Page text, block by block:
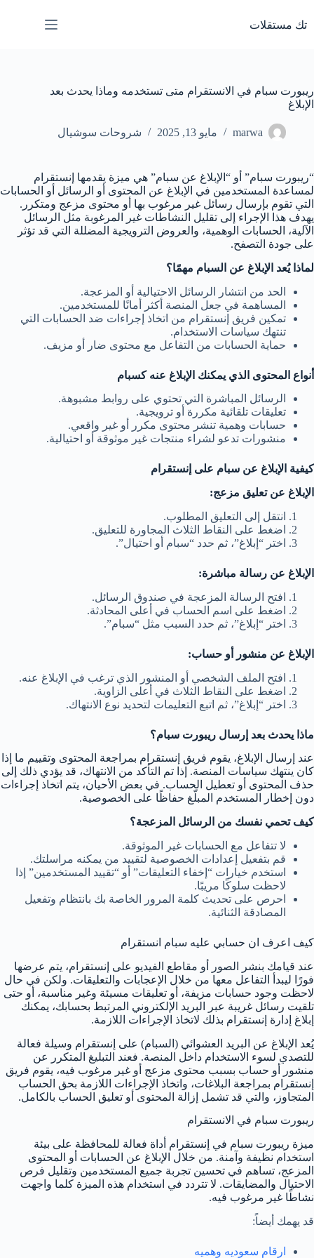
إلى
المحتوى
تك مستقلات
ريبورت سبام في الانستقرام متى تستخدمه وماذا يحدث بعد
الإبلاغ
marwa مايو 13, 2025 شروحات سوشيال
“ريبورت سبام” أو “الإبلاغ عن سبام” هي ميزة يقدمها إنستقرام
لمساعدة المستخدمين في الإبلاغ عن المحتوى أو الرسائل أو الحسابات
التي تقوم بإرسال رسائل غير مرغوب بها أو محتوى مزعج ومتكرر.
يهدف هذا الإجراء إلى تقليل النشاطات غير المرغوبة مثل الرسائل
الآلية، الحسابات الوهمية، والعروض الترويجية المضللة التي قد تؤثر
على جودة التصفح.
لماذا يُعد الإبلاغ عن السبام مهمًا؟
الحد من انتشار الرسائل الاحتيالية أو المزعجة.
المساهمة في جعل المنصة أكثر أمانًا للمستخدمين.
تمكين فريق إنستقرام من اتخاذ إجراءات ضد الحسابات التي
تنتهك سياسات الاستخدام.
حماية الحسابات من التفاعل مع محتوى ضار أو مزيف.
أنواع المحتوى الذي يمكنك الإبلاغ عنه كسبام
الرسائل المباشرة التي تحتوي على روابط مشبوهة.
تعليقات تلقائية مكررة أو ترويجية.
حسابات وهمية تنشر محتوى مكرر أو غير واقعي.
منشورات تدعو لشراء منتجات غير موثوقة أو احتيالية.
كيفية الإبلاغ عن سبام على إنستقرام
الإبلاغ عن تعليق مزعج:
انتقل إلى التعليق المطلوب.
اضغط على النقاط الثلاث المجاورة للتعليق.
اختر “إبلاغ”، ثم حدد “سبام أو احتيال”.
الإبلاغ عن رسالة مباشرة:
افتح الرسالة المزعجة في صندوق الرسائل.
اضغط على اسم الحساب في أعلى المحادثة.
اختر “إبلاغ”، ثم حدد السبب مثل “سبام”.
الإبلاغ عن منشور أو حساب:
افتح الملف الشخصي أو المنشور الذي ترغب في الإبلاغ عنه.
اضغط على النقاط الثلاث في أعلى الزاوية.
اختر “إبلاغ”، ثم اتبع التعليمات لتحديد نوع الانتهاك.
ماذا يحدث بعد إرسال ريبورت سبام؟
عند إرسال الإبلاغ، يقوم فريق إنستقرام بمراجعة المحتوى وتقييم ما إذا
كان ينتهك سياسات المنصة. إذا تم التأكد من الانتهاك، قد يؤدي ذلك إلى
حذف المحتوى أو تعطيل الحساب. في بعض الأحيان، يتم اتخاذ إجراءات
دون إخطار المستخدم المبلّغ حفاظًا على الخصوصية.
كيف تحمي نفسك من الرسائل المزعجة؟
لا تتفاعل مع الحسابات غير الموثوقة.
قم بتفعيل إعدادات الخصوصية لتقييد من يمكنه مراسلتك.
استخدم خيارات “إخفاء التعليقات” أو “تقييد المستخدمين” إذا
لاحظت سلوكًا مريبًا.
احرص على تحديث كلمة المرور الخاصة بك بانتظام وتفعيل
المصادقة الثنائية.
كيف اعرف ان حسابي عليه سبام انستقرام
عند قيامك بنشر الصور أو مقاطع الفيديو على إنستقرام، يتم عرضها
فورًا ليبدأ التفاعل معها من خلال الإعجابات والتعليقات. ولكن في حال
لاحظت وجود حسابات مزيفة، أو تعليقات مسيئة وغير مناسبة، أو حتى
تلقيت رسائل غريبة عبر البريد الإلكتروني المرتبط بحسابك، يمكنك
إبلاغ إدارة إنستقرام بذلك لاتخاذ الإجراءات اللازمة.
يُعد الإبلاغ عن البريد العشوائي (السبام) على إنستقرام وسيلة فعالة
للتصدي لسوء الاستخدام داخل المنصة. فعند التبليغ المتكرر عن
منشور أو حساب بسبب محتوى مزعج أو غير مرغوب فيه، يقوم فريق
إنستقرام بمراجعة البلاغات، واتخاذ الإجراءات اللازمة بحق الحساب
المتجاوز، والتي قد تشمل إزالة المحتوى أو تعليق الحساب بالكامل.
ريبورت سبام في الانستقرام
ميزة ريبورت سبام في إنستقرام أداة فعالة للمحافظة على بيئة
استخدام نظيفة وآمنة. من خلال الإبلاغ عن الحسابات أو المحتوى
المزعج، تساهم في تحسين تجربة جميع المستخدمين وتقليل فرص
الاحتيال والمضايقات. لا تتردد في استخدام هذه الميزة كلما واجهت
نشاطًا غير مرغوب فيه.
قد يهمك أيضاً:
ارقام سعوديه وهميه